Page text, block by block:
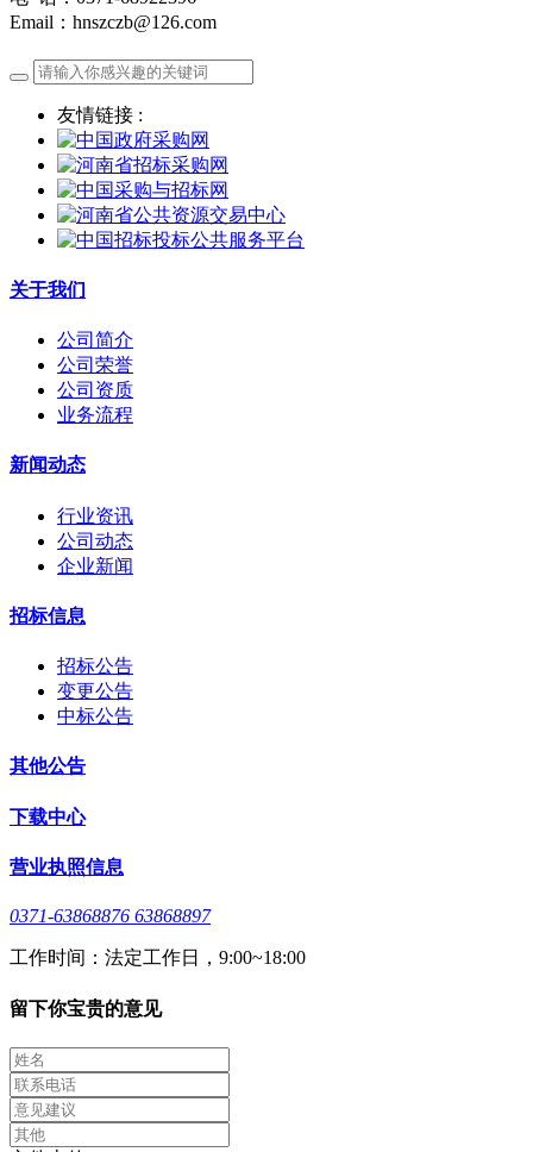
Email：hnszczb@126.com
友情链接 :
关于我们
公司简介
公司荣誉
公司资质
业务流程
新闻动态
行业资讯
公司动态
企业新闻
招标信息
招标公告
变更公告
中标公告
其他公告
下载中心
营业执照信息
0371-63868876 63868897
工作时间：法定工作日，9:00~18:00
留下你宝贵的意见